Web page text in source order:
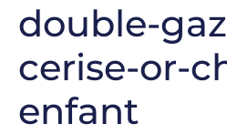
double-
cerise-or-
enfant